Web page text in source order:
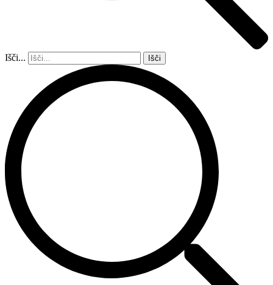
Išči...